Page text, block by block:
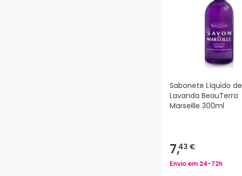
Sabonete Líquido de
Lavanda BeauTerra
Marseille 300ml
7,43 €
Envio em 24-72h